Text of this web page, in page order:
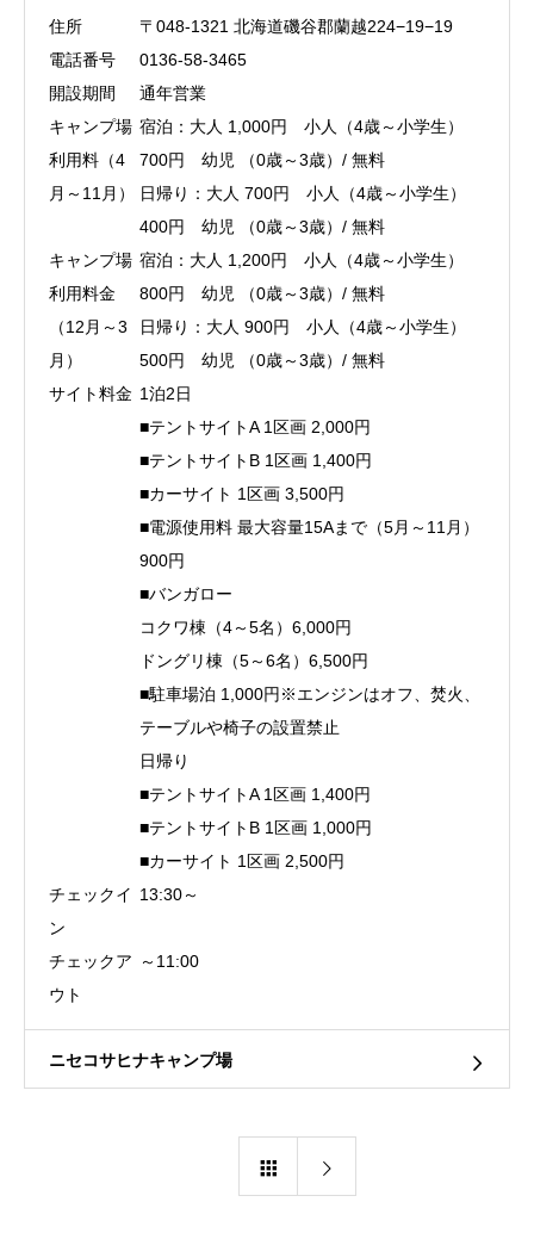
住所
〒048-1321 北海道磯谷郡蘭越224−19−19
電話番号
0136-58-3465
開設期間
通年営業
キャンプ場
利用料（4
月～11月）
宿泊：大人 1,000円 小人（4歳～小学生）
700円 幼児 （0歳～3歳）/ 無料
日帰り：大人 700円 小人（4歳～小学生）
400円 幼児 （0歳～3歳）/ 無料
キャンプ場
利用料金
（12月～3
月）
宿泊：大人 1,200円 小人（4歳～小学生）
800円 幼児 （0歳～3歳）/ 無料
日帰り：大人 900円 小人（4歳～小学生）
500円 幼児 （0歳～3歳）/ 無料
サイト料金 1泊2日
■テントサイトA 1区画 2,000円
■テントサイトB 1区画 1,400円
■カーサイト 1区画 3,500円
■電源使用料 最大容量15Aまで（5月～11月）
900円
■バンガロー
コクワ棟（4～5名）6,000円
ドングリ棟（5～6名）6,500円
■駐車場泊 1,000円※エンジンはオフ、焚火、
テーブルや椅子の設置禁止
日帰り
■テントサイトA 1区画 1,400円
■テントサイトB 1区画 1,000円
■カーサイト 1区画 2,500円
チェックイ
ン
13:30～
チェックア
ウト
～11:00
ニセコサヒナキャンプ場